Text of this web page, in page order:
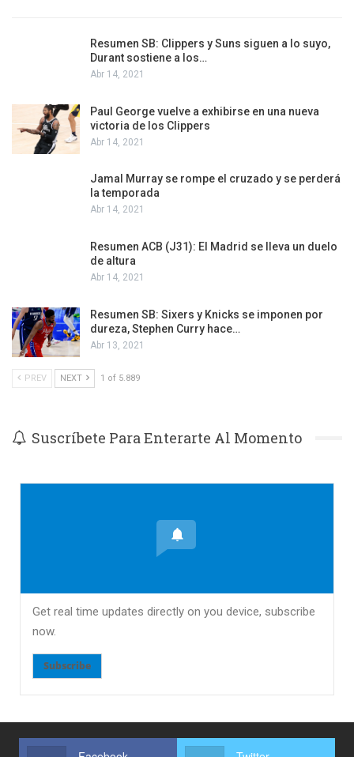
Resumen SB: Clippers y Suns siguen a lo suyo,
Durant sostiene a los…
Abr 14, 2021
Paul George vuelve a exhibirse en una nueva
victoria de los Clippers
Abr 14, 2021
Jamal Murray se rompe el cruzado y se perderá
la temporada
Abr 14, 2021
Resumen ACB (J31): El Madrid se lleva un duelo
de altura
Abr 14, 2021
Resumen SB: Sixers y Knicks se imponen por
dureza, Stephen Curry hace…
Abr 13, 2021
PREV NEXT 1 of 5.889
Suscríbete Para Enterarte Al Momento
Get real time updates directly on you device, subscribe
now.
Subscribe